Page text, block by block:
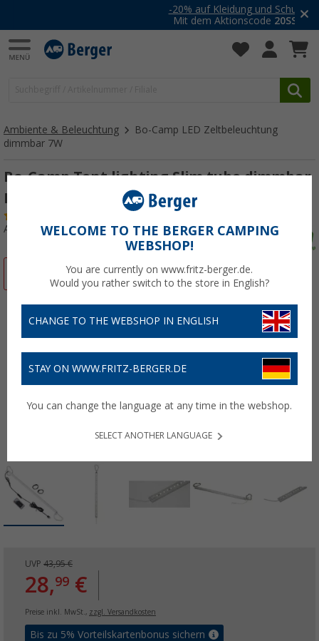
-20% auf Kleidung und Schuhe
Mit dem Aktionscode20SSV
Ambiente & Beleuchtung
Bo-Camp LED Zeltbeleuchtung
dimmbar 7W
Bo-Camp Tent lighting Slim tube dimmbar
LED Zeltbeleuchtung 7W
Art.-Nr.: 826832
UVP 43,95 €
28,99 €
Preise inkl. MwSt., zzgl. Versandkosten
Bis zu 5% Vorteilskartenbonus sichern
WELCOME TO THE BERGER CAMPING
WEBSHOP!
You are currently on www.fritz-berger.de.
Would you rather switch to the store in English?
CHANGE TO THE WEBSHOP IN ENGLISH
STAY ON WWW.FRITZ-BERGER.DE
You can change the language at any time in the webshop.
SELECT ANOTHER LANGUAGE